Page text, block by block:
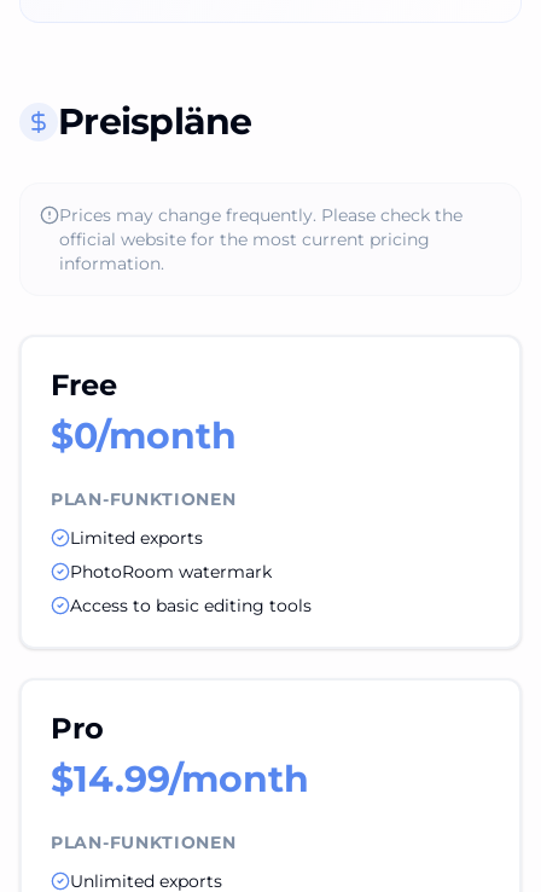
Preispläne
Prices may change frequently. Please check the
official website for the most current pricing
information.
Free
$0/month
PLAN-FUNKTIONEN
Limited exports
PhotoRoom watermark
Access to basic editing tools
Pro
$14.99/month
PLAN-FUNKTIONEN
Unlimited exports